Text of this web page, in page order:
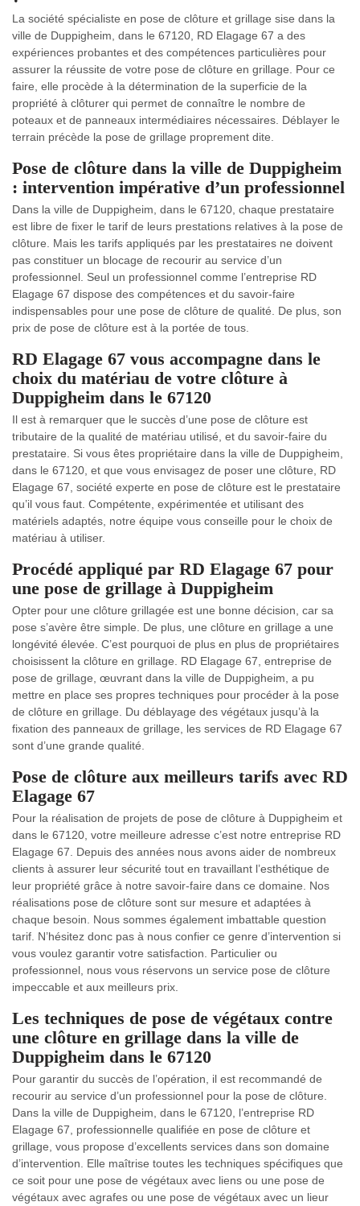
La société spécialiste en pose de clôture et grillage sise dans la
ville de Duppigheim, dans le 67120, RD Elagage 67 a des
expériences probantes et des compétences particulières pour
assurer la réussite de votre pose de clôture en grillage. Pour ce
faire, elle procède à la détermination de la superficie de la
propriété à clôturer qui permet de connaître le nombre de
poteaux et de panneaux intermédiaires nécessaires. Déblayer le
terrain précède la pose de grillage proprement dite.
Pose de clôture dans la ville de Duppigheim
: intervention impérative d’un professionnel
Dans la ville de Duppigheim, dans le 67120, chaque prestataire
est libre de fixer le tarif de leurs prestations relatives à la pose de
clôture. Mais les tarifs appliqués par les prestataires ne doivent
pas constituer un blocage de recourir au service d’un
professionnel. Seul un professionnel comme l’entreprise RD
Elagage 67 dispose des compétences et du savoir-faire
indispensables pour une pose de clôture de qualité. De plus, son
prix de pose de clôture est à la portée de tous.
RD Elagage 67 vous accompagne dans le
choix du matériau de votre clôture à
Duppigheim dans le 67120
Il est à remarquer que le succès d’une pose de clôture est
tributaire de la qualité de matériau utilisé, et du savoir-faire du
prestataire. Si vous êtes propriétaire dans la ville de Duppigheim,
dans le 67120, et que vous envisagez de poser une clôture, RD
Elagage 67, société experte en pose de clôture est le prestataire
qu’il vous faut. Compétente, expérimentée et utilisant des
matériels adaptés, notre équipe vous conseille pour le choix de
matériau à utiliser.
Procédé appliqué par RD Elagage 67 pour
une pose de grillage à Duppigheim
Opter pour une clôture grillagée est une bonne décision, car sa
pose s’avère être simple. De plus, une clôture en grillage a une
longévité élevée. C’est pourquoi de plus en plus de propriétaires
choisissent la clôture en grillage. RD Elagage 67, entreprise de
pose de grillage, œuvrant dans la ville de Duppigheim, a pu
mettre en place ses propres techniques pour procéder à la pose
de clôture en grillage. Du déblayage des végétaux jusqu’à la
fixation des panneaux de grillage, les services de RD Elagage 67
sont d’une grande qualité.
Pose de clôture aux meilleurs tarifs avec RD
Elagage 67
Pour la réalisation de projets de pose de clôture à Duppigheim et
dans le 67120, votre meilleure adresse c’est notre entreprise RD
Elagage 67. Depuis des années nous avons aider de nombreux
clients à assurer leur sécurité tout en travaillant l’esthétique de
leur propriété grâce à notre savoir-faire dans ce domaine. Nos
réalisations pose de clôture sont sur mesure et adaptées à
chaque besoin. Nous sommes également imbattable question
tarif. N’hésitez donc pas à nous confier ce genre d’intervention si
vous voulez garantir votre satisfaction. Particulier ou
professionnel, nous vous réservons un service pose de clôture
impeccable et aux meilleurs prix.
Les techniques de pose de végétaux contre
une clôture en grillage dans la ville de
Duppigheim dans le 67120
Pour garantir du succès de l’opération, il est recommandé de
recourir au service d’un professionnel pour la pose de clôture.
Dans la ville de Duppigheim, dans le 67120, l’entreprise RD
Elagage 67, professionnelle qualifiée en pose de clôture et
grillage, vous propose d’excellents services dans son domaine
d’intervention. Elle maîtrise toutes les techniques spécifiques que
ce soit pour une pose de végétaux avec liens ou une pose de
végétaux avec agrafes ou une pose de végétaux avec un lieur